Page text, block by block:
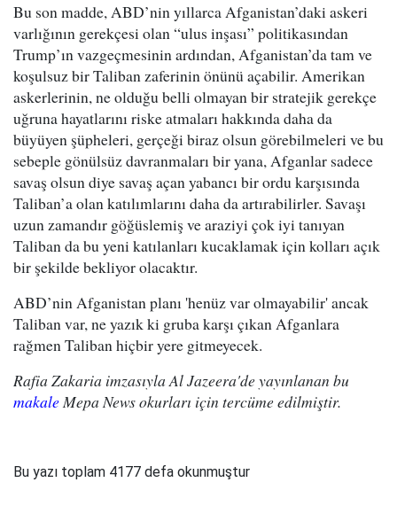
Bu son madde, ABD’nin yıllarca Afganistan’daki askeri
varlığının gerekçesi olan “ulus inşası” politikasından
Trump’ın vazgeçmesinin ardından, Afganistan’da tam ve
koşulsuz bir Taliban zaferinin önünü açabilir. Amerikan
askerlerinin, ne olduğu belli olmayan bir stratejik gerekçe
uğruna hayatlarını riske atmaları hakkında daha da
büyüyen şüpheleri, gerçeği biraz olsun görebilmeleri ve bu
sebeple gönülsüz davranmaları bir yana, Afganlar sadece
savaş olsun diye savaş açan yabancı bir ordu karşısında
Taliban’a olan katılımlarını daha da artırabilirler. Savaşı
uzun zamandır göğüslemiş ve araziyi çok iyi tanıyan
Taliban da bu yeni katılanları kucaklamak için kolları açık
bir şekilde bekliyor olacaktır.
ABD’nin Afganistan planı 'henüz var olmayabilir' ancak
Taliban var, ne yazık ki gruba karşı çıkan Afganlara
rağmen Taliban hiçbir yere gitmeyecek.
Rafia Zakaria imzasıyla Al Jazeera'de yayınlanan bu
makaleMepa News okurları için tercüme edilmiştir.
Bu yazı toplam 4177 defa okunmuştur